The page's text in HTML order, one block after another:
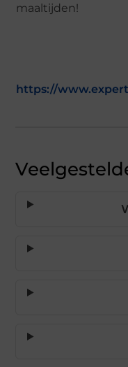
maaltijden!
https://